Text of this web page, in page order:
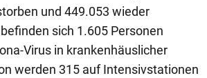
und 449.053 wieder
sich 1.605 Personen
Virus in krankenhäuslicher
werden 315 auf Intensivstationen